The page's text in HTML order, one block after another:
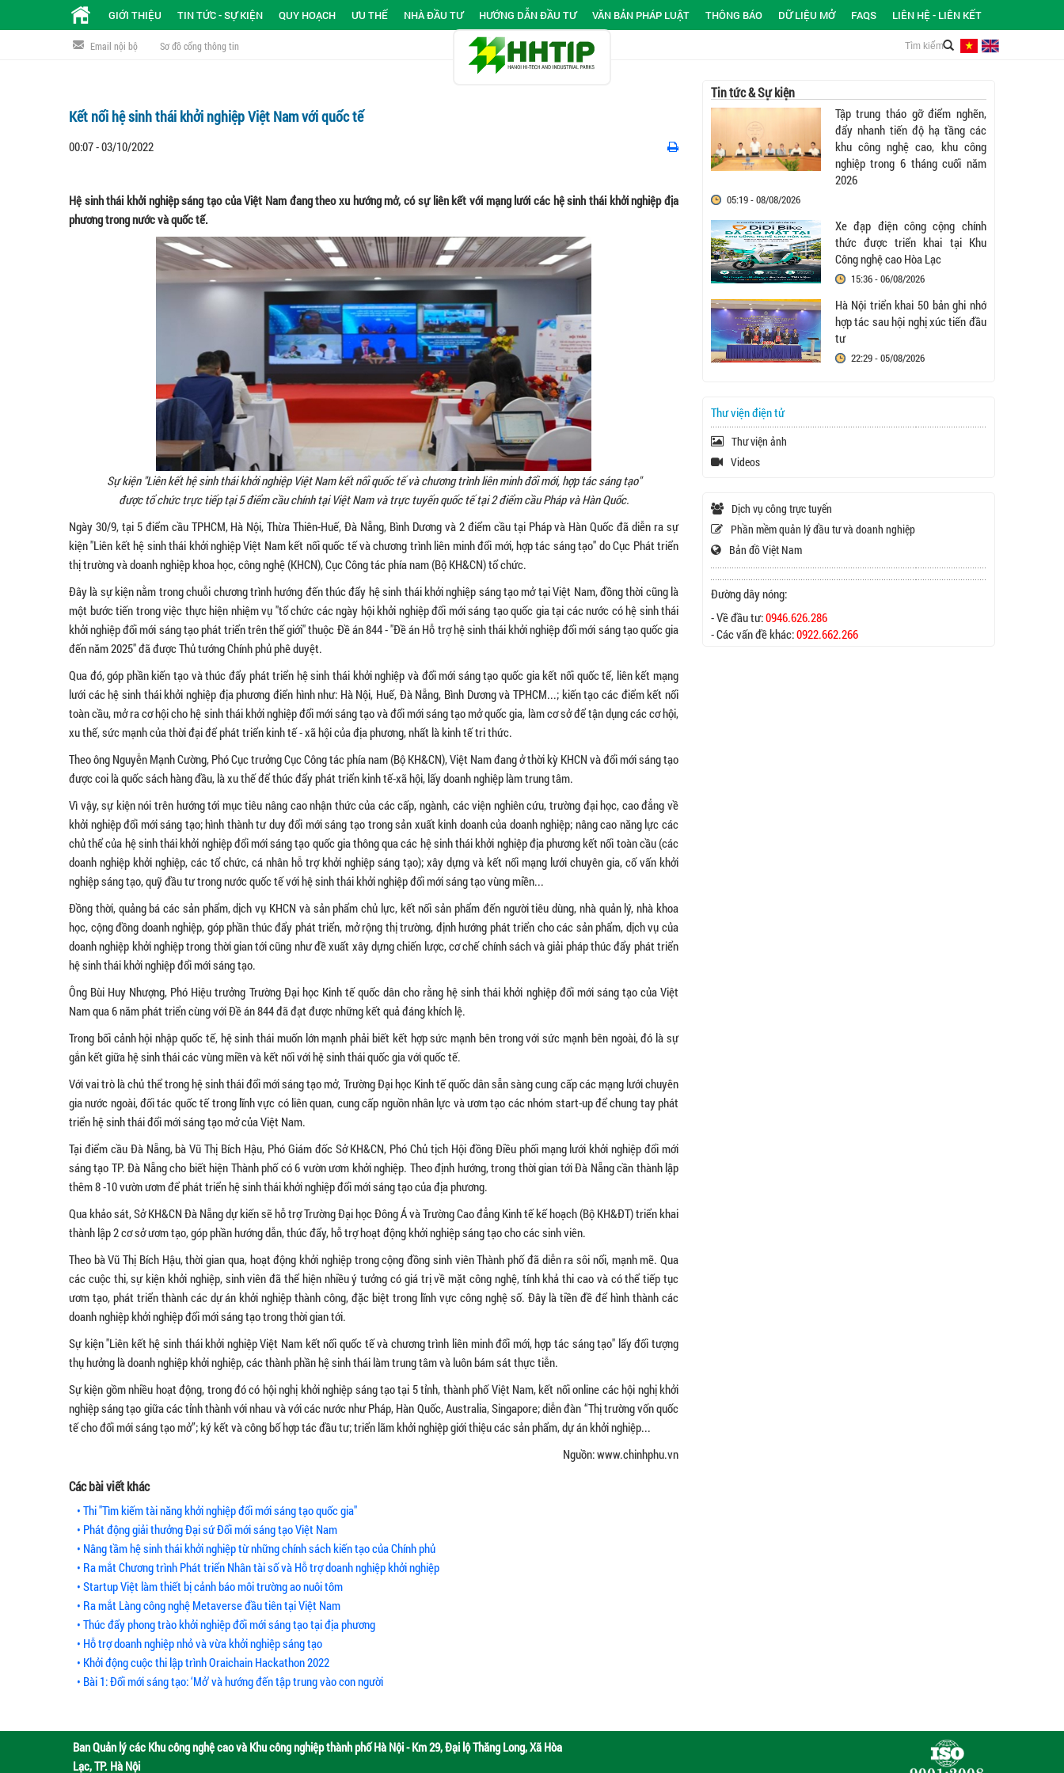
GIỚI THIỆU TIN TỨC - SỰ KIỆN QUY HOẠCH ƯU THẾ NHÀ ĐẦU TƯ HƯỚNG DẪN ĐẦU TƯ VĂN BẢN PHÁP LUẬT THÔNG BÁO DỮ LIỆU MỞ FAQS LIÊN HỆ - LIÊN KẾT
Email nội bộ Sơ đồ cổng thông tin
Kết nối hệ sinh thái khởi nghiệp Việt Nam với quốc tế
00:07 - 03/10/2022
Hệ sinh thái khởi nghiệp sáng tạo của Việt Nam đang theo xu hướng mở, có sự liên kết với mạng lưới các hệ sinh thái khởi nghiệp địa
phương trong nước và quốc tế.
Sự kiện "Liên kết hệ sinh thái khởi nghiệp Việt Nam kết nối quốc tế và chương trình liên minh đổi mới, hợp tác sáng tạo"
được tổ chức trực tiếp tại 5 điểm cầu chính tại Việt Nam và trực tuyến quốc tế tại 2 điểm cầu Pháp và Hàn Quốc.
Ngày 30/9, tại 5 điểm cầu TPHCM, Hà Nội, Thừa Thiên-Huế, Đà Nẵng, Bình Dương và 2 điểm cầu tại Pháp và Hàn Quốc đã diễn ra sự
kiện "Liên kết hệ sinh thái khởi nghiệp Việt Nam kết nối quốc tế và chương trình liên minh đổi mới, hợp tác sáng tạo" do Cục Phát triển
thị trường và doanh nghiệp khoa học, công nghệ (KHCN), Cục Công tác phía nam (Bộ KH&CN) tổ chức.
Đây là sự kiện nằm trong chuỗi chương trình hướng đến thúc đẩy hệ sinh thái khởi nghiệp sáng tạo mở tại Việt Nam, đồng thời cũng là
một bước tiến trong việc thực hiện nhiệm vụ "tổ chức các ngày hội khởi nghiệp đổi mới sáng tạo quốc gia tại các nước có hệ sinh thái
khởi nghiệp đổi mới sáng tạo phát triển trên thế giới" thuộc Đề án 844 - "Đề án Hỗ trợ hệ sinh thái khởi nghiệp đổi mới sáng tạo quốc gia
đến năm 2025" đã được Thủ tướng Chính phủ phê duyệt.
Qua đó, góp phần kiến tạo và thúc đẩy phát triển hệ sinh thái khởi nghiệp và đổi mới sáng tạo quốc gia kết nối quốc tế, liên kết mạng
lưới các hệ sinh thái khởi nghiệp địa phương điển hình như: Hà Nội, Huế, Đà Nẵng, Bình Dương và TPHCM...; kiến tạo các điểm kết nối
toàn cầu, mở ra cơ hội cho hệ sinh thái khởi nghiệp đổi mới sáng tạo và đổi mới sáng tạo mở quốc gia, làm cơ sở để tận dụng các cơ hội,
xu thế, sức mạnh của thời đại để phát triển kinh tế - xã hội của địa phương, nhất là kinh tế tri thức.
Theo ông Nguyễn Mạnh Cường, Phó Cục trưởng Cục Công tác phía nam (Bộ KH&CN), Việt Nam đang ở thời kỳ KHCN và đổi mới sáng tạo
được coi là quốc sách hàng đầu, là xu thế để thúc đẩy phát triển kinh tế-xã hội, lấy doanh nghiệp làm trung tâm.
Vì vậy, sự kiện nói trên hướng tới mục tiêu nâng cao nhận thức của các cấp, ngành, các viện nghiên cứu, trường đại học, cao đẳng về
khởi nghiệp đổi mới sáng tạo; hình thành tư duy đổi mới sáng tạo trong sản xuất kinh doanh của doanh nghiệp; nâng cao năng lực các
chủ thể của hệ sinh thái khởi nghiệp đổi mới sáng tạo quốc gia thông qua các hệ sinh thái khởi nghiệp địa phương kết nối toàn cầu (các
doanh nghiệp khởi nghiệp, các tổ chức, cá nhân hỗ trợ khởi nghiệp sáng tạo); xây dựng và kết nối mạng lưới chuyên gia, cố vấn khởi
nghiệp sáng tạo, quỹ đầu tư trong nước quốc tế với hệ sinh thái khởi nghiệp đổi mới sáng tạo vùng miền...
Đồng thời, quảng bá các sản phẩm, dịch vụ KHCN và sản phẩm chủ lực, kết nối sản phẩm đến người tiêu dùng, nhà quản lý, nhà khoa
học, cộng đồng doanh nghiệp, góp phần thúc đẩy phát triển, mở rộng thị trường, định hướng phát triển cho các sản phẩm, dịch vụ của
doanh nghiệp khởi nghiệp trong thời gian tới cũng như đề xuất xây dựng chiến lược, cơ chế chính sách và giải pháp thúc đẩy phát triển
hệ sinh thái khởi nghiệp đổi mới sáng tạo.
Ông Bùi Huy Nhượng, Phó Hiệu trưởng Trường Đại học Kinh tế quốc dân cho rằng hệ sinh thái khởi nghiệp đổi mới sáng tạo của Việt
Nam qua 6 năm phát triển cùng với Đề án 844 đã đạt được những kết quả đáng khích lệ.
Trong bối cảnh hội nhập quốc tế, hệ sinh thái muốn lớn mạnh phải biết kết hợp sức mạnh bên trong với sức mạnh bên ngoài, đó là sự
gắn kết giữa hệ sinh thái các vùng miền và kết nối với hệ sinh thái quốc gia với quốc tế.
Với vai trò là chủ thể trong hệ sinh thái đổi mới sáng tạo mở, Trường Đại học Kinh tế quốc dân sẵn sàng cung cấp các mạng lưới chuyên
gia nước ngoài, đối tác quốc tế trong lĩnh vực có liên quan, cung cấp nguồn nhân lực và ươm tạo các nhóm start-up để chung tay phát
triển hệ sinh thái đổi mới sáng tạo mở của Việt Nam.
Tại điểm cầu Đà Nẵng, bà Vũ Thị Bích Hậu, Phó Giám đốc Sở KH&CN, Phó Chủ tịch Hội đồng Điều phối mạng lưới khởi nghiệp đổi mới
sáng tạo TP. Đà Nẵng cho biết hiện Thành phố có 6 vườn ươm khởi nghiệp. Theo định hướng, trong thời gian tới Đà Nẵng cần thành lập
thêm 8 -10 vườn ươm để phát triển hệ sinh thái khởi nghiệp đổi mới sáng tạo của địa phương.
Qua khảo sát, Sở KH&CN Đà Nẵng dự kiến sẽ hỗ trợ Trường Đại học Đông Á và Trường Cao đẳng Kinh tế kế hoạch (Bộ KH&ĐT) triển khai
thành lập 2 cơ sở ươm tạo, góp phần hướng dẫn, thúc đẩy, hỗ trợ hoạt động khởi nghiệp sáng tạo cho các sinh viên.
Theo bà Vũ Thị Bích Hậu, thời gian qua, hoạt động khởi nghiệp trong cộng đồng sinh viên Thành phố đã diễn ra sôi nổi, mạnh mẽ. Qua
các cuộc thi, sự kiện khởi nghiệp, sinh viên đã thể hiện nhiều ý tưởng có giá trị về mặt công nghệ, tính khả thi cao và có thể tiếp tục
ươm tạo, phát triển thành các dự án khởi nghiệp thành công, đặc biệt trong lĩnh vực công nghệ số. Đây là tiền đề để hình thành các
doanh nghiệp khởi nghiệp đổi mới sáng tạo trong thời gian tới.
Sự kiện "Liên kết hệ sinh thái khởi nghiệp Việt Nam kết nối quốc tế và chương trình liên minh đổi mới, hợp tác sáng tạo" lấy đối tượng
thụ hưởng là doanh nghiệp khởi nghiệp, các thành phần hệ sinh thái làm trung tâm và luôn bám sát thực tiễn.
Sự kiện gồm nhiều hoạt động, trong đó có hội nghị khởi nghiệp sáng tạo tại 5 tỉnh, thành phố Việt Nam, kết nối online các hội nghị khởi
nghiệp sáng tạo giữa các tỉnh thành với nhau và với các nước như Pháp, Hàn Quốc, Australia, Singapore; diễn đàn “Thị trường vốn quốc
tế cho đổi mới sáng tạo mở”; ký kết và công bố hợp tác đầu tư; triển lãm khởi nghiệp giới thiệu các sản phẩm, dự án khởi nghiệp...
Nguồn: www.chinhphu.vn
Các bài viết khác
• Thi "Tìm kiếm tài năng khởi nghiệp đổi mới sáng tạo quốc gia"
• Phát động giải thưởng Đại sứ Đổi mới sáng tạo Việt Nam
• Nâng tầm hệ sinh thái khởi nghiệp từ những chính sách kiến tạo của Chính phủ
• Ra mắt Chương trình Phát triển Nhân tài số và Hỗ trợ doanh nghiệp khởi nghiệp
• Startup Việt làm thiết bị cảnh báo môi trường ao nuôi tôm
• Ra mắt Làng công nghệ Metaverse đầu tiên tại Việt Nam
• Thúc đẩy phong trào khởi nghiệp đổi mới sáng tạo tại địa phương
• Hỗ trợ doanh nghiệp nhỏ và vừa khởi nghiệp sáng tạo
• Khởi động cuộc thi lập trình Oraichain Hackathon 2022
• Bài 1: Đổi mới sáng tạo: ‘Mở' và hướng đến tập trung vào con người
Tin tức & Sự kiện
Tập trung tháo gỡ điểm nghẽn,
đẩy nhanh tiến độ hạ tầng các
khu công nghệ cao, khu công
nghiệp trong 6 tháng cuối năm
2026
05:19 - 08/08/2026
Xe đạp điện công cộng chính
thức được triển khai tại Khu
Công nghệ cao Hòa Lạc
15:36 - 06/08/2026
Hà Nội triển khai 50 bản ghi nhớ
hợp tác sau hội nghị xúc tiến đầu
tư
22:29 - 05/08/2026
Thư viện điện tử
Thư viện ảnh
Videos
Dịch vụ công trực tuyến
Phần mềm quản lý đầu tư và doanh nghiệp
Bản đồ Việt Nam
Đường dây nóng:
- Về đầu tư:0946.626.286
- Các vấn đề khác:0922.662.266
Ban Quản lý các Khu công nghệ cao và Khu công nghiệp thành phố Hà Nội - Km 29, Đại lộ Thăng Long, Xã Hòa
Lạc, TP. Hà Nội